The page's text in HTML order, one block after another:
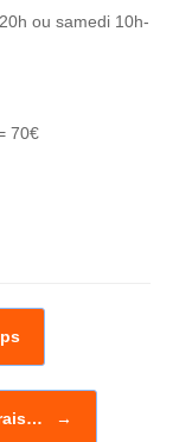
ou samedi 10h-
70€
→